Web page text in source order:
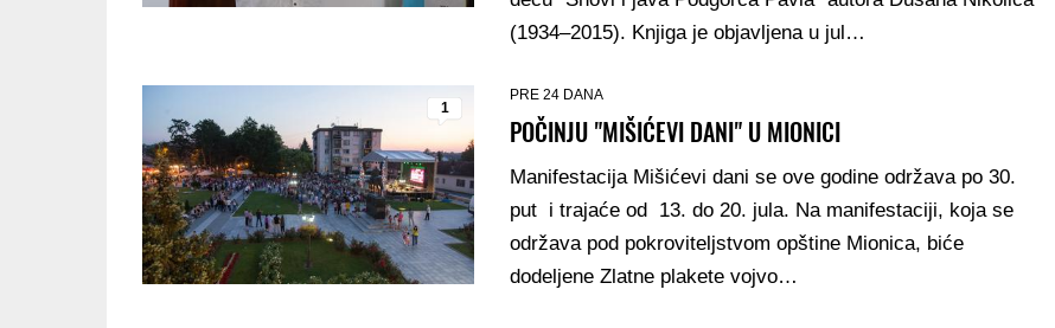
(1934–2015). Knjiga je objavljena u jul…
1
PRE 24 DANA
POČINJU "MIŠIĆEVI DANI" U MIONICI
Manifestacija Mišićevi dani se ove godine održava po 30.
put i trajaće od 13. do 20. jula. Na manifestaciji, koja se
održava pod pokroviteljstvom opštine Mionica, biće
dodeljene Zlatne plakete vojvo…